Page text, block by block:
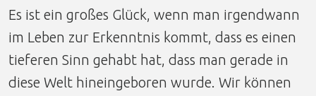
Es ist ein großes Glück, wenn man irgendwann
im Leben zur Erkenntnis kommt, dass es einen
tieferen Sinn gehabt hat, dass man gerade in
diese Welt hineingeboren wurde. Wir können